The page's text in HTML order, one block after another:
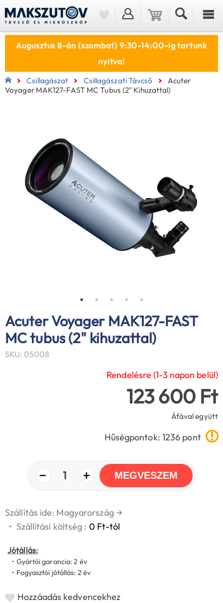
Augusztus 8-án (szombat) 9:30-14:00-ig tartunk
nyitva!
Csillagászat Csillagászati Távcső
Acuter
Voyager MAK127-FAST MC Tubus (2" Kihuzattal)
Acuter Voyager MAK127-FAST
MC tubus (2" kihuzattal)
SKU: 05008
Rendelésre (1-3 napon belül)
123 600 Ft
Áfával együtt
Hűségpontok: 1236 pont
− 1 + MEGVESZEM
Szállítás ide: Magyarország →
• Szállítási költség : 0 Ft-tól
Jótállás:
• Gyártói garancia: 2 év
• Fogyasztói jótállás: 2 év
Hozzáadás kedvencekhez